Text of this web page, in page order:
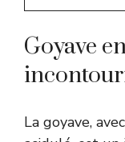
Goyave
La goyave,